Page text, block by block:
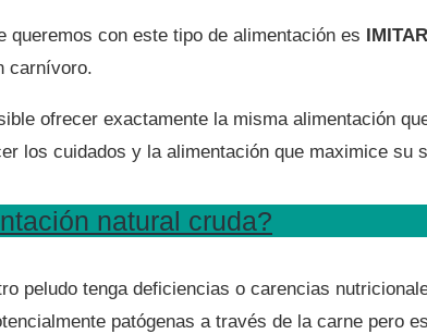
queremos con este tipo de alimentación es IMITAR
carnívoro.
ofrecer exactamente la misma alimentación
los cuidados y la alimentación que maximice su
natural cruda?
peludo tenga deficiencias o carencias
patógenas a través de la carne pero